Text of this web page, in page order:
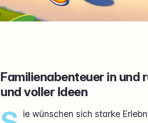
Familienabenteuer in und
und voller Ideen
ie wünschen sich starke